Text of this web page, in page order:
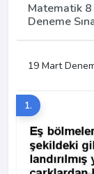
Matematik
Deneme
19 Mart
1.